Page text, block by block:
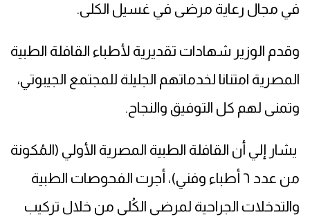
في مجال رعاية مرضى في غسيل الكلى.
وقدم الوزير شهادات تقديرية لأطباء القافلة الطبية
المصرية امتنانا لخدماتهم الجليلة للمجتمع الجيبوتي،
وتمنى لهم كل التوفيق والنجاح.
يشار إلي أن القافلة الطبية المصرية الأولي (المُكونة
من عدد ٦ أطباء وفني)، أجرت الفحوصات الطبية
والتدخلات الجراحية لمرضى الكُلى من خلال تركيب